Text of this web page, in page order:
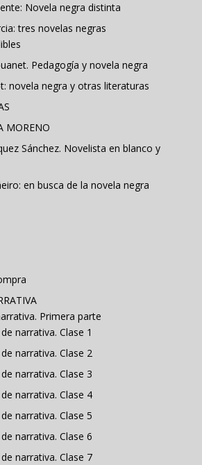
Novela negra distinta
tres novelas negras
Pedagogía y novela negra
novela negra y otras literaturas
MORENO
Sánchez. Novelista en blanco y
en busca de la novela negra
Primera parte
narrativa. Clase 1
narrativa. Clase 2
narrativa. Clase 3
narrativa. Clase 4
narrativa. Clase 5
narrativa. Clase 6
narrativa. Clase 7